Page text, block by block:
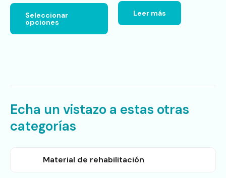
Seleccionar
opciones
en
página
de
Leer más
Echa un vistazo a estas otras
categorías
Material de rehabilitación